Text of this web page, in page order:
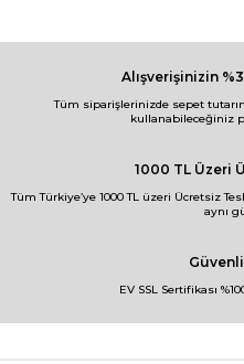
Alışverişinizin
Tüm siparişlerinizde sepet
kullanabileceğiniz
1000 TL Üzeri
Tüm Türkiye’ye 1000 TL üzeri Ücretsiz
aynı
EV SSL Sertifikası